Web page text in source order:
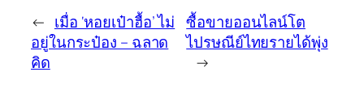
← เมื่อ ‘หอยเป๋าฮื้อ’ ไม่
อยู่ในกระป๋อง – ฉลาด
คิด
ซื้อขายออนไลน์โต
ไปรษณีย์ไทยรายได้พุ่ง
→